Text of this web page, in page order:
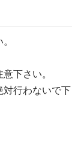
下さい。
行わないで下